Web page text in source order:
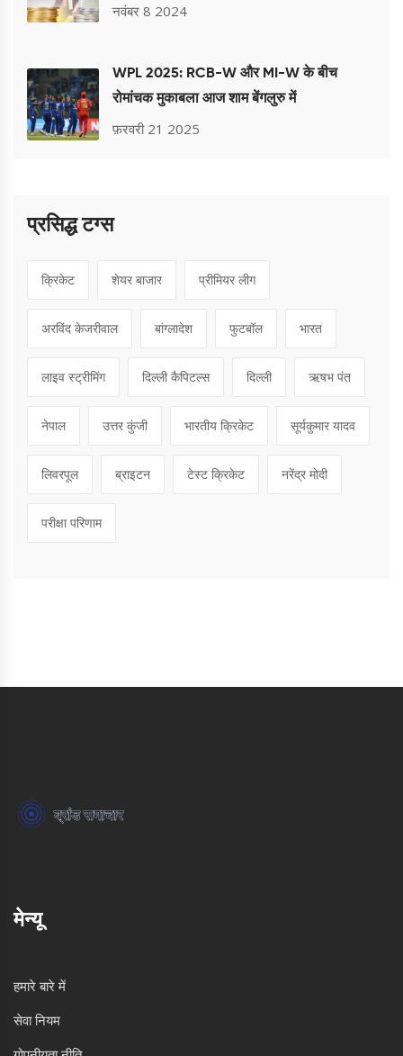
नवंबर 8 2024
WPL 2025: RCB-W और MI-W के बीच
रोमांचक मुकाबला आज शाम बेंगलुरु में
फ़रवरी 21 2025
प्रसिद्ध टग्स
क्रिकेट शेयर बाजार प्रीमियर लीग
अरविंद केजरीवाल बांग्लादेश फुटबॉल भारत
लाइव स्ट्रीमिंग दिल्ली कैपिटल्स दिल्ली ऋषभ पंत
नेपाल उत्तर कुंजी भारतीय क्रिकेट सूर्यकुमार यादव
लिवरपूल ब्राइटन टेस्ट क्रिकेट नरेंद्र मोदी
परीक्षा परिणाम
मेन्यू
हमारे बारे में
सेवा नियम